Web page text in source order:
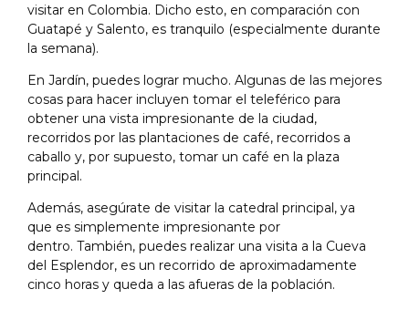
visitar en Colombia. Dicho esto, en comparación con
Guatapé y Salento, es tranquilo (especialmente durante
la semana).
En Jardín, puedes lograr mucho. Algunas de las mejores
cosas para hacer incluyen tomar el teleférico para
obtener una vista impresionante de la ciudad,
recorridos por las plantaciones de café, recorridos a
caballo y, por supuesto, tomar un café en la plaza
principal.
Además, asegúrate de visitar la catedral principal, ya
que es simplemente impresionante por
dentro. También, puedes realizar una visita a la Cueva
del Esplendor, es un recorrido de aproximadamente
cinco horas y queda a las afueras de la población.